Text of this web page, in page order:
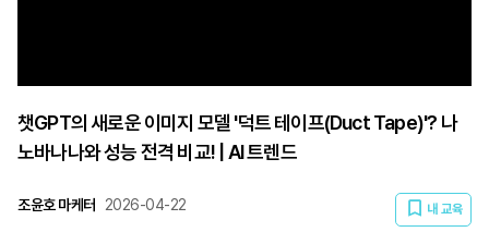
챗GPT의 새로운 이미지 모델 '덕트 테이프(Duct Tape)'? 나
노바나나와 성능 전격 비교! | AI 트렌드
조윤호 마케터 2026-04-22 내 교육